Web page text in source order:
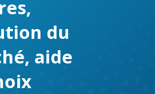
du
aide